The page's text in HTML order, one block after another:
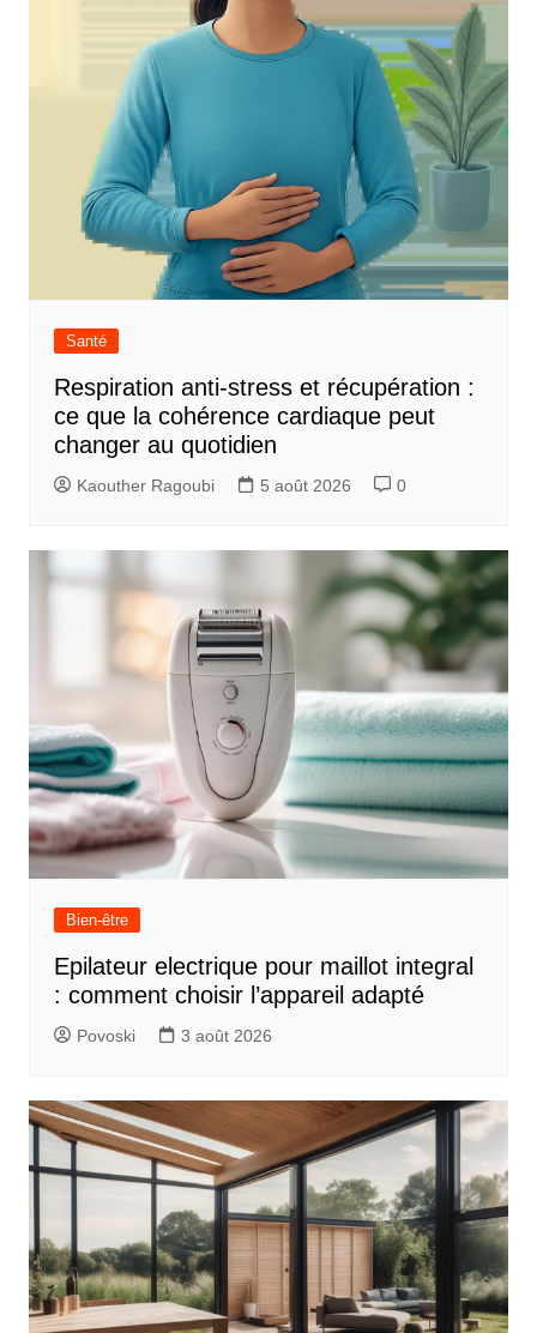
Santé
Respiration anti-stress et récupération :
ce que la cohérence cardiaque peut
changer au quotidien
Kaouther Ragoubi 5 août 2026 0
Bien-être
Epilateur electrique pour maillot integral
: comment choisir l’appareil adapté
Povoski 3 août 2026